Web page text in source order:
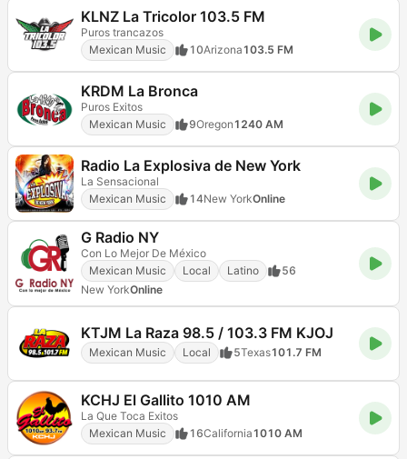
KLNZ La Tricolor 103.5 FM
Puros trancazos
Mexican Music
10Arizona103.5 FM
KRDM La Bronca
Puros Exitos
Mexican Music
9Oregon1240 AM
Radio La Explosiva de New York
La Sensacional
Mexican Music
14New YorkOnline
G Radio NY
Con Lo Mejor De México
Mexican Music
Local Latino
56
New YorkOnline
KTJM La Raza 98.5 / 103.3 FM KJOJ
Mexican Music Local 5Texas101.7 FM
KCHJ El Gallito 1010 AM
La Que Toca Exitos
Mexican Music
16California1010 AM